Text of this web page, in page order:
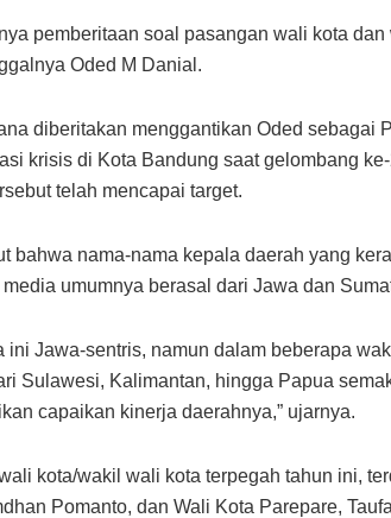
pemberitaan soal pasangan wali kota
Oded M Danial.
diberitakan menggantikan Oded sebagai
krisis di Kota Bandung saat gelombang
telah mencapai target.
bahwa nama-nama kepala daerah yang
umumnya berasal dari Jawa dan
ini Jawa-sentris, namun dalam beberapa
Sulawesi, Kalimantan, hingga Papua
capaikan kinerja daerahnya,” ujarnya.
kota/wakil wali kota terpegah tahun ini,
Pomanto, dan Wali Kota Parepare,